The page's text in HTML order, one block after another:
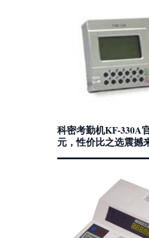
科密考勤机KF-330A
元，性价比之选震撼